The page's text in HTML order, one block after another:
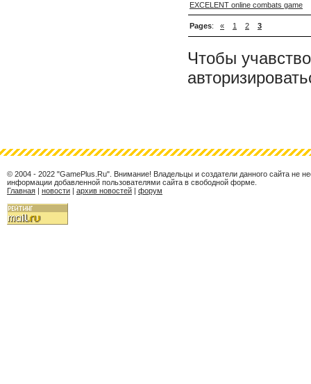
EXCELENT online combats game
Pages: « 1 2 3
Чтобы
© 2004 - 2022 "GamePlus.Ru". Внимание! Владельцы и создатели данного сайта не
информации добавленной пользователями сайта в свободной форме.
Главная | новости | архив новостей | форум